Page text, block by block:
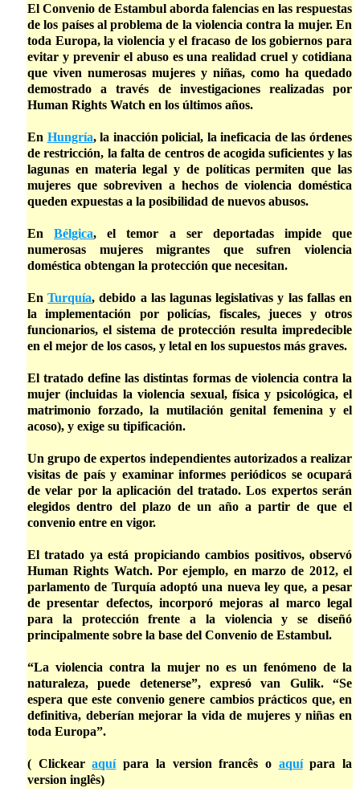
El Convenio de Estambul aborda falencias en las respuestas
de los países al problema de la violencia contra la mujer. En
toda Europa, la violencia y el fracaso de los gobiernos para
evitar y prevenir el abuso es una realidad cruel y cotidiana
que viven numerosas mujeres y niñas, como ha quedado
demostrado a través de investigaciones realizadas por
Human Rights Watch en los últimos años.
En Hungría, la inacción policial, la ineficacia de las órdenes
de restricción, la falta de centros de acogida suficientes y las
lagunas en materia legal y de políticas permiten que las
mujeres que sobreviven a hechos de violencia doméstica
queden expuestas a la posibilidad de nuevos abusos.
EnBélgica, el temor a ser deportadas impide que
numerosas mujeres migrantes que sufren violencia
doméstica obtengan la protección que necesitan.
EnTurquía, debido a las lagunas legislativas y las fallas en
la implementación por policías, fiscales, jueces y otros
funcionarios, el sistema de protección resulta impredecible
en el mejor de los casos, y letal en los supuestos más graves.
El tratado define las distintas formas de violencia contra la
mujer (incluidas la violencia sexual, física y psicológica, el
matrimonio forzado, la mutilación genital femenina y el
acoso), y exige su tipificación.
Un grupo de expertos independientes autorizados a realizar
visitas de país y examinar informes periódicos se ocupará
de velar por la aplicación del tratado. Los expertos serán
elegidos dentro del plazo de un año a partir de que el
convenio entre en vigor.
El tratado ya está propiciando cambios positivos, observó
Human Rights Watch. Por ejemplo, en marzo de 2012, el
parlamento de Turquía adoptó una nueva ley que, a pesar
de presentar defectos, incorporó mejoras al marco legal
para la protección frente a la violencia y se diseñó
principalmente sobre la base del Convenio de Estambul.
“La violencia contra la mujer no es un fenómeno de la
naturaleza, puede detenerse”, expresó van Gulik. “Se
espera que este convenio genere cambios prácticos que, en
definitiva, deberían mejorar la vida de mujeres y niñas en
toda Europa”.
( Clickearaquípara la version francês o aquípara la
version inglês)